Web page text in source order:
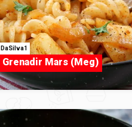
DaSilva1
Grenadir Mars (Meg)